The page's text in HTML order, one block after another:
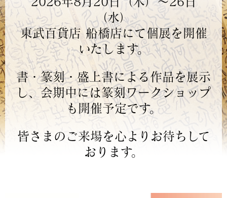
（水）
東武百貨店 船橋店にて個展を開催
いたします。
書・篆刻・盛上書による作品を展示
し、会期中には篆刻ワークショップ
も開催予定です。
皆さまのご来場を心よりお待ちして
おります。